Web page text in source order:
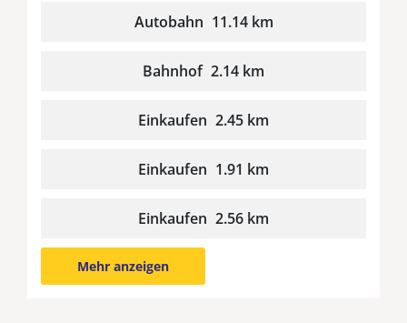
Autobahn 11.14 km
Bahnhof 2.14 km
Einkaufen 2.45 km
Einkaufen 1.91 km
Einkaufen 2.56 km
Mehr anzeigen